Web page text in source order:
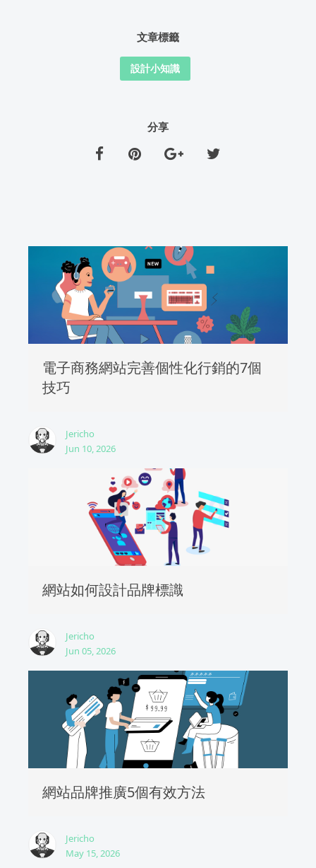
文章標籤
設計小知識
分享
電子商務網站完善個性化行銷的7個
技巧
Jericho
Jun 10, 2026
網站如何設計品牌標識
Jericho
Jun 05, 2026
網站品牌推廣5個有效方法
Jericho
May 15, 2026